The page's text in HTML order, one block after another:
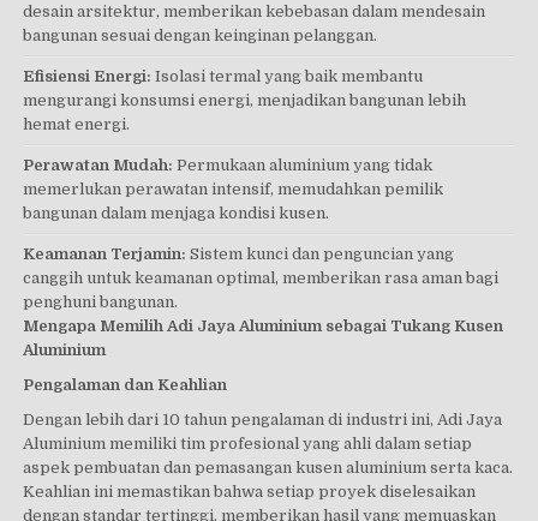
desain arsitektur, memberikan kebebasan dalam mendesain
bangunan sesuai dengan keinginan pelanggan.
Efisiensi Energi: Isolasi termal yang baik membantu
mengurangi konsumsi energi, menjadikan bangunan lebih
hemat energi.
Perawatan Mudah: Permukaan aluminium yang tidak
memerlukan perawatan intensif, memudahkan pemilik
bangunan dalam menjaga kondisi kusen.
Keamanan Terjamin: Sistem kunci dan penguncian yang
canggih untuk keamanan optimal, memberikan rasa aman bagi
penghuni bangunan.
Mengapa Memilih Adi Jaya Aluminium sebagai Tukang Kusen
Aluminium
Pengalaman dan Keahlian
Dengan lebih dari 10 tahun pengalaman di industri ini, Adi Jaya
Aluminium memiliki tim profesional yang ahli dalam setiap
aspek pembuatan dan pemasangan kusen aluminium serta kaca.
Keahlian ini memastikan bahwa setiap proyek diselesaikan
dengan standar tertinggi, memberikan hasil yang memuaskan